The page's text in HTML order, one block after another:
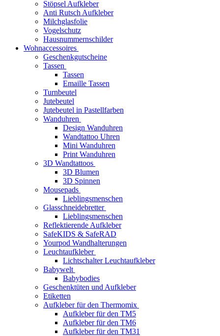
Stöpsel Aufkleber
Anti Rutsch Aufkleber
Milchglasfolie
Vogelschutz
Hausnummernschilder
Wohnaccessoires
Geschenkgutscheine
Tassen
Tassen
Emaille Tassen
Turnbeutel
Jutebeutel
Jutebeutel in Pastellfarben
Wanduhren
Design Wanduhren
Wandtattoo Uhren
Mini Wanduhren
Print Wanduhren
3D Wandtattoos
3D Blumen
3D Spinnen
Mousepads
Lieblingsmenschen
Glasschneidebretter
Lieblingsmenschen
Reflektierende Aufkleber
SafeKIDS & SafeRAD
Yourpod Wandhalterungen
Leuchtaufkleber
Lichtschalter Leuchtaufkleber
Babywelt
Babybodies
Geschenktüten und Aufkleber
Etiketten
Aufkleber für den Thermomix
Aufkleber für den TM5
Aufkleber für den TM6
Aufkleber für den TM31